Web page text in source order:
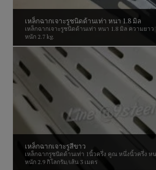
เหล็กฉากเจาะรูชนิดด้านเท่า หนา 1.8 มิล
เหล็กฉากเจาะรูชนิดด้านเท่า หนา 1.8 มิล ความยาว
หนัก 2.7 kg.
เหล็กฉากเจาะรูสีขาว
เหล็กฉากรูชนิดด้านเท่า 1นิ้วครึ่ง คูณ หนึ่งนิ้วครึ่ง ห
หนัก 2.9 กิโลกรัม/เส้น 3 เมตร